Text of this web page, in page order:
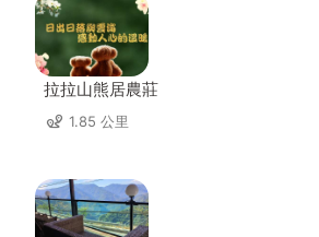
拉拉山熊居農莊
1.85 公里